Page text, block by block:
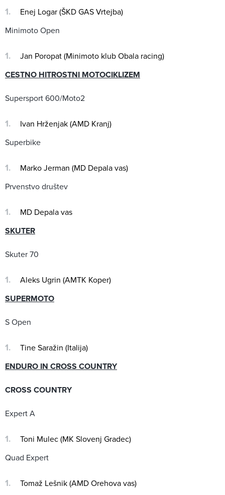
Enej Logar (ŠKD GAS Vrtejba)
Minimoto Open
Jan Poropat (Minimoto klub Obala racing)
CESTNO HITROSTNI MOTOCIKLIZEM
Supersport 600/Moto2
Ivan Hrženjak (AMD Kranj)
Superbike
Marko Jerman (MD Depala vas)
Prvenstvo društev
MD Depala vas
SKUTER
Skuter 70
Aleks Ugrin (AMTK Koper)
SUPERMOTO
S Open
Tine Saražin (Italija)
ENDURO IN CROSS COUNTRY
CROSS COUNTRY
Expert A
Toni Mulec (MK Slovenj Gradec)
Quad Expert
Tomaž Lešnik (AMD Orehova vas)